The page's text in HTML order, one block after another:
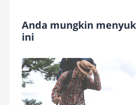
Anda mungkin
ini